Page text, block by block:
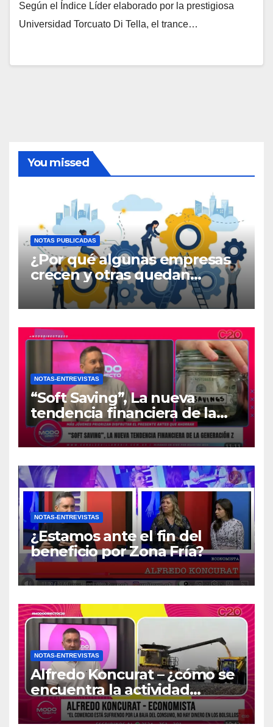
Según el Índice Líder elaborado por la prestigiosa
Universidad Torcuato Di Tella, el trance…
You missed
NOTAS PUBLICADAS
¿Por qué algunas empresas
crecen y otras quedan
atrapadas en el día a día?
NOTAS-ENTREVISTAS
“Soft Saving”, La nueva
tendencia financiera de la
generación Z
NOTAS-ENTREVISTAS
¿Estamos ante el fin del
beneficio por Zona Fría?
NOTAS-ENTREVISTAS
Alfredo Koncurat – ¿cómo se
encuentra la actividad
económica del país?